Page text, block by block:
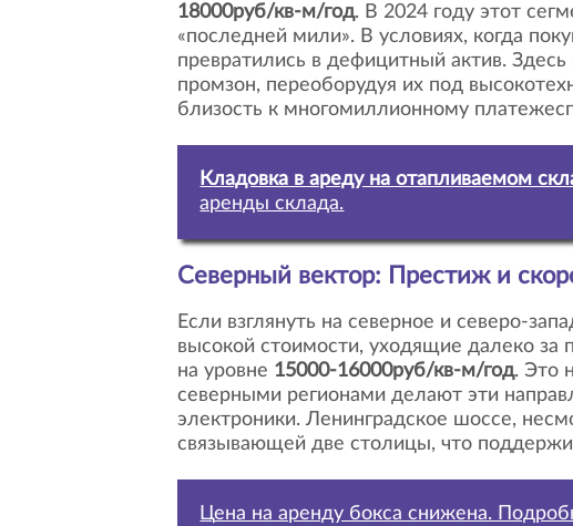
18000руб/кв-м/год. В 2024 году этот
«последней мили». В условиях, когда
превратились в дефицитный актив.
промзон, переоборудуя их под
близость к многомиллионному
Кладовка в ареду на отапливаемом
аренды склада.
Северный вектор: Престиж и
Если взглянуть на северное и северо-западное направления (Ленинградское и Дмитровское шоссе), мы увидим «языки»
высокой стоимости, уходящие далеко
на уровне 15000-16000руб/кв-м/год. Это
северными регионами делают эти
электроники. Ленинградское шоссе,
связывающей две столицы, что
Цена на аренду бокса снижена.